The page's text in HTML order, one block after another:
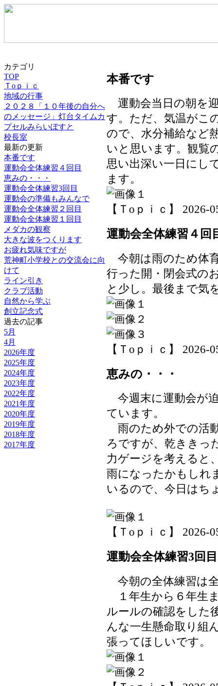
カテゴリ
TOP
Ｔoｐｉｃ
地域の行事
２０２８「１０年後の自分へ
のメッセージ」灯台タイムカ
プセルみらいぽすと
校長室
最新の更新
本番です
運動会全体練習４回目
恵みの・・・
運動会全体練習3回目
運動会の準備もみんなで
運動会全体練習２回目
運動会全体練習１回目
メダカの観察
大きな波をつくります
お疲れ気味ですが
荒神町小学校との交流会に向
けて
ライン引き
クラブ活動
自然から学ぶ
創立記念式
過去の記事
5月
4月
2026年度
2025年度
2024年度
2023年度
2022年度
2021年度
2020年度
2019年度
2018年度
2017年度
本番です
運動会当日の朝を
す。ただ、気温がこ
ので、水分補給など
いと思います。観覧
思い出深い一日にし
ます。
【Ｔoｐｉｃ】 2026-
運動会全体練習４回
今朝は雨のため体
行った開・閉会式の
と少し。最後まで気
【Ｔoｐｉｃ】 2026-
恵みの・・・
今週末に運動会が
ています。
雨のため外での活
ろですが、乾ききっ
力ゲージを考えると
雨になったかもしれ
いるので、今日はち
【Ｔoｐｉｃ】 2026-
運動会全体練習3回目
今朝の全体練習は
１年生から６年生
ルールの確認をした
んな一生懸命取り組
張ってほしいです。